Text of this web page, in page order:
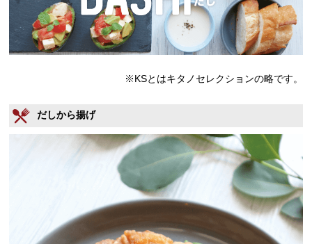
※KSとはキタノセレクションの略です。
だしから揚げ